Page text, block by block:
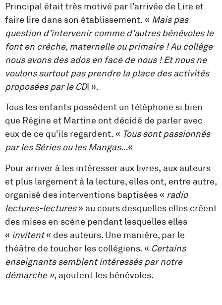
Principal était très motivé par l’arrivée de Lire et
faire lire dans son établissement. « Mais pas
question d’intervenir comme d’autres bénévoles le
font en crèche, maternelle ou primaire ! Au collège
nous avons des ados en face de nous ! Et nous ne
voulons surtout pas prendre la place des activités
proposées par le CDI ».
Tous les enfants possèdent un téléphone si bien
que Régine et Martine ont décidé de parler avec
eux de ce qu’ils regardent. « Tous sont passionnés
par les Séries ou les Mangas…«
Pour arriver à les intéresser aux livres, aux auteurs
et plus largement à la lecture, elles ont, entre autre,
organisé des interventions baptisées « radio
lectures-lectures» au cours desquelles elles créent
des mises en scène pendant lesquelles elles
« invitent« des auteurs. Une manière, par le
théâtre de toucher les collégiens. « Certains
enseignants semblent intéressés par notre
démarche », ajoutent les bénévoles.